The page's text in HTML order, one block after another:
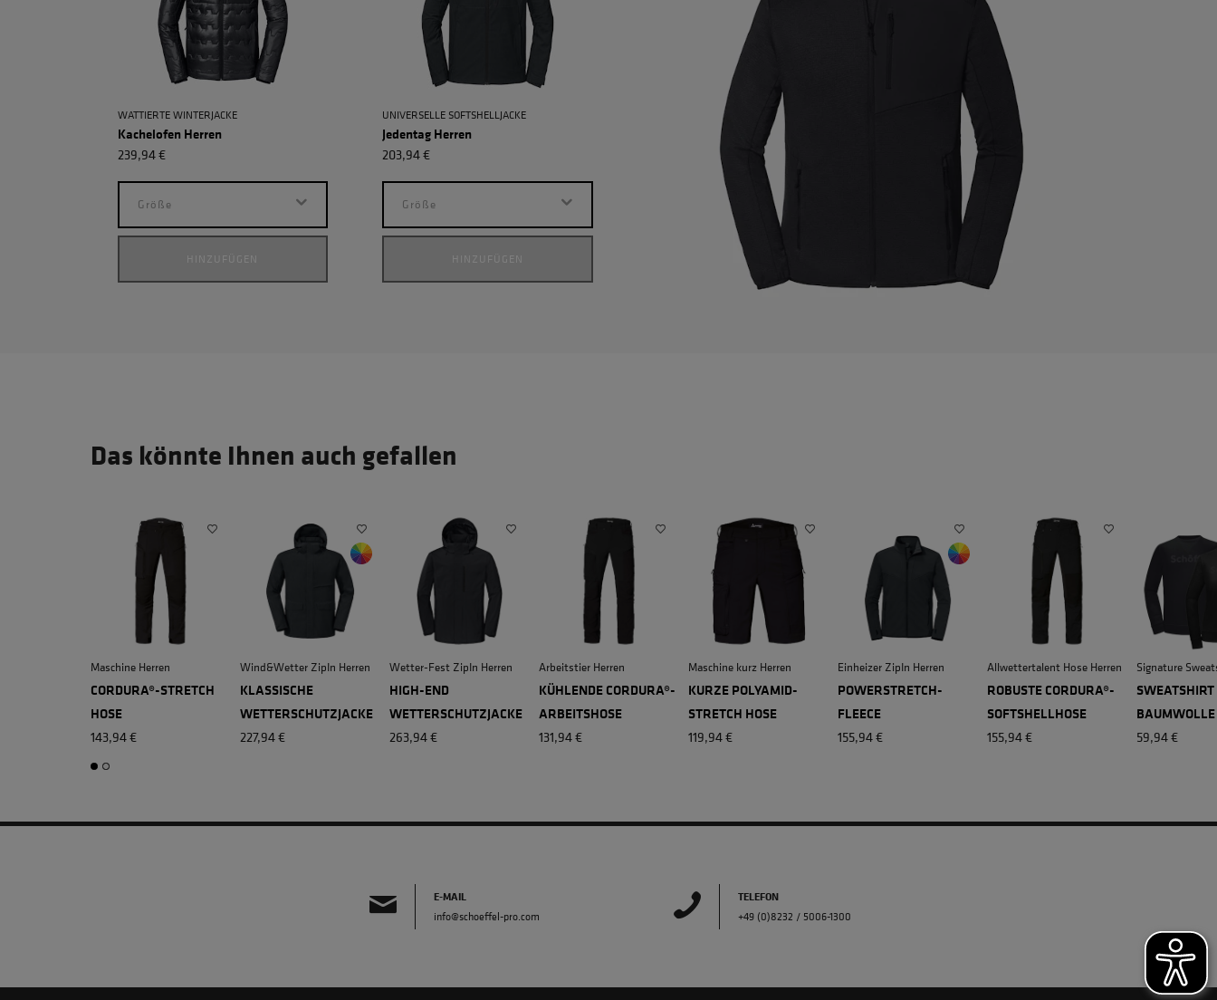
Kachelofen Herren
WATTIERTE WINTERJACKE
239,94 €
Größe
HINZUFÜGEN
Jedentag Herren
UNIVERSELLE SOFTSHELLJACKE
203,94 €
Größe
HINZUFÜGEN
Das könnte Ihnen auch gefallen
Maschine Herren
CORDURA®-STRETCH
HOSE
143,94 €
Wind&Wetter ZipIn Herren
KLASSISCHE
WETTERSCHUTZJACKE
227,94 €
Wetter-Fest ZipIn Herren
HIGH-END
WETTERSCHUTZJACKE
263,94 €
Arbeitstier Herren
KÜHLENDE CORDURA®-
ARBEITSHOSE
131,94 €
+
Maschine kurz Herren
KURZE POLYAMID-
STRETCH HOSE
119,94 €
Einheizer ZipIn Herren
POWERSTRETCH-
FLEECE
155,94 €
Allwettertalent Hose Herren
ROBUSTE CORDURA®-
SOFTSHELLHOSE
155,94 €
Signature
BAUMWOLLE
59,94 €
E-MAIL
info@schoeffel-pro.com
TELEFON
+49 (0)8232 / 5006-1300